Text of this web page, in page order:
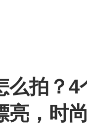
么拍？
亮，时